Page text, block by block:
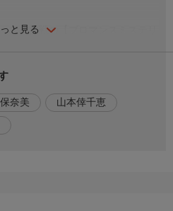
と見る
で初挑戦の【ブロマンスミステリ
ー作品のアレを意識している!?
保奈美に湊が激推しする名作4選
ティーが作った【公式】に挑み続
奈美 山本倖千恵